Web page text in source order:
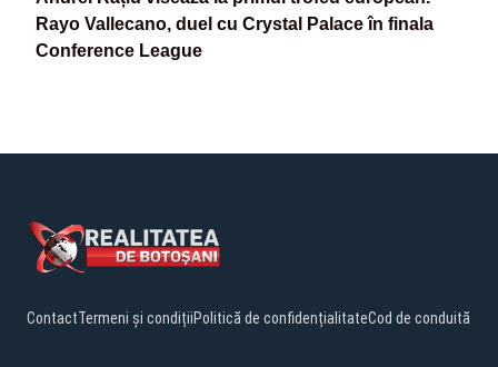
Rayo Vallecano, duel cu Crystal Palace în finala
Conference League
ContactTermeni și condițiiPolitică de confidențialitateCod de conduită